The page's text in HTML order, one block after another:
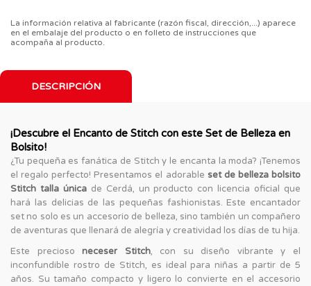
La información relativa al fabricante (razón fiscal, dirección,...) aparece
en el embalaje del producto o en folleto de instrucciones que
acompaña al producto.
DESCRIPCIÓN
¡Descubre el Encanto de Stitch con este Set de Belleza en
Bolsito!
¿Tu pequeña es fanática de Stitch y le encanta la moda? ¡Tenemos
el regalo perfecto! Presentamos el adorable set de belleza bolsito
Stitch talla únicade Cerdá, un producto con licencia oficial que
hará las delicias de las pequeñas fashionistas. Este encantador
set no solo es un accesorio de belleza, sino también un compañero
de aventuras que llenará de alegría y creatividad los días de tu hija.
Este preciosoneceser Stitch, con su diseño vibrante y el
inconfundible rostro de Stitch, es ideal para niñas a partir de 5
años. Su tamaño compacto y ligero lo convierte en el accesorio